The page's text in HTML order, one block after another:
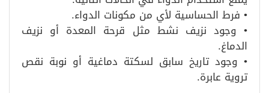
• فرط الحساسية لأي من مكونات الدواء.
• وجود نزيف نشط مثل قرحة المعدة أو نزيف
الدماغ.
• وجود تاريخ سابق لسكتة دماغية أو نوبة نقص
تروية عابرة.